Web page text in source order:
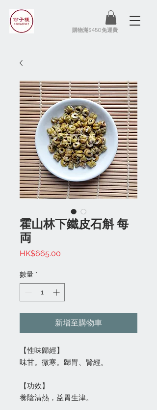
​購物滿$450免運費
霍山林下鐵皮石斛 每
両
HK$665.00
數量 *
新增至購物車
【性味歸經】
味甘。微寒。歸胃、腎經。
【功效】
養陰清熱，益胃生津。